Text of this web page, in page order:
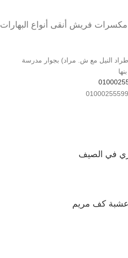
مكسرات فريش أنقى أنواع البهارات
النيل مع ش. مراد) بجوار مدرسة
في الصيف
عشبة كف مريم